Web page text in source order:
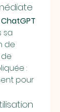
ChatGPT
sa
de
:
pour